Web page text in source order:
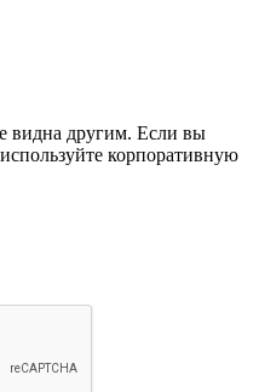
видна другим. Если вы
корпоративную